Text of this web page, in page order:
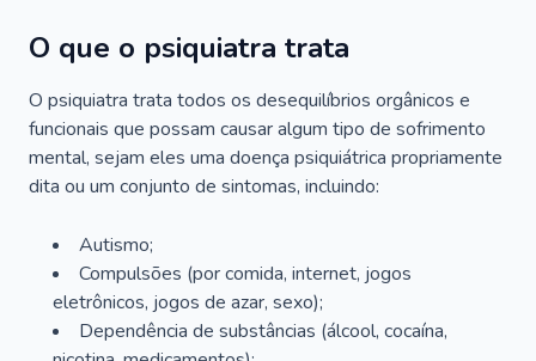
O que o psiquiatra trata
O psiquiatra trata todos os desequilíbrios orgânicos e
funcionais que possam causar algum tipo de sofrimento
mental, sejam eles uma doença psiquiátrica propriamente
dita ou um conjunto de sintomas, incluindo:
Autismo;
Compulsões (por comida, internet, jogos
eletrônicos, jogos de azar, sexo);
Dependência de substâncias (álcool, cocaína,